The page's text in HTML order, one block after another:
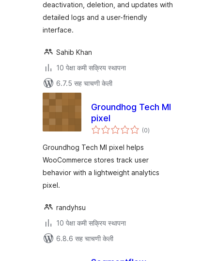
deactivation, deletion, and updates with
detailed logs and a user-friendly
interface.
Sahib Khan
10 पेक्षा कमी सक्रिय स्थापना
6.7.5 सह चाचणी केली
Groundhog Tech MI
pixel
(0एकूण
मूल्यांकन
)
Groundhog Tech MI pixel helps
WooCommerce stores track user
behavior with a lightweight analytics
pixel.
randyhsu
10 पेक्षा कमी सक्रिय स्थापना
6.8.6 सह चाचणी केली